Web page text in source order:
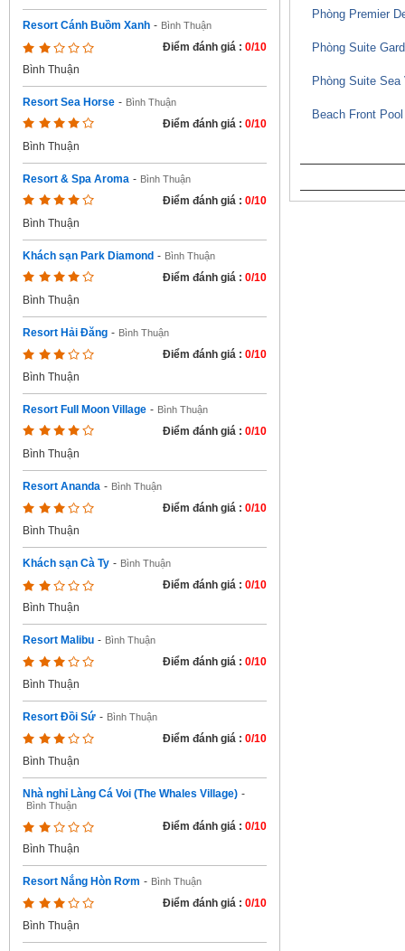
Resort Cánh Buồm Xanh - Bình Thuận
Điểm đánh giá : 0/10
Bình Thuận
Resort Sea Horse - Bình Thuận
Điểm đánh giá : 0/10
Bình Thuận
Resort & Spa Aroma - Bình Thuận
Điểm đánh giá : 0/10
Bình Thuận
Khách sạn Park Diamond - Bình Thuận
Điểm đánh giá : 0/10
Bình Thuận
Resort Hải Đăng - Bình Thuận
Điểm đánh giá : 0/10
Bình Thuận
Resort Full Moon Village - Bình Thuận
Điểm đánh giá : 0/10
Bình Thuận
Resort Ananda - Bình Thuận
Điểm đánh giá : 0/10
Bình Thuận
Khách sạn Cà Ty - Bình Thuận
Điểm đánh giá : 0/10
Bình Thuận
Resort Malibu - Bình Thuận
Điểm đánh giá : 0/10
Bình Thuận
Resort Đồi Sứ - Bình Thuận
Điểm đánh giá : 0/10
Bình Thuận
Nhà nghỉ Làng Cá Voi (The Whales Village) -
Bình Thuận
Điểm đánh giá : 0/10
Bình Thuận
Resort Nắng Hòn Rơm - Bình Thuận
Điểm đánh giá : 0/10
Bình Thuận
Phòng Premier
Phòng Suite
Phòng Suite Sea
Beach Front